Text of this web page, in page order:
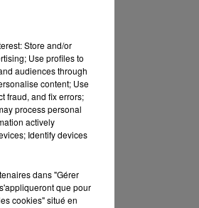
Store and/or
Use profiles to
audiences through
content; Use
fraud, and fix errors;
process personal
actively
Identify devices
dans "Gérer
que pour
cookies" situé en